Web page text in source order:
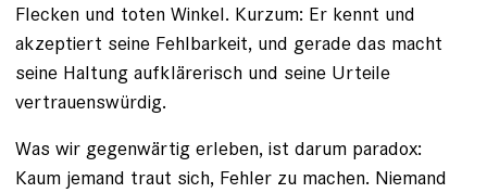
Flecken und toten Winkel. Kurzum: Er kennt und
akzeptiert seine Fehlbarkeit, und gerade das macht
seine Haltung aufklärerisch und seine Urteile
vertrauenswürdig.
Was wir gegenwärtig erleben, ist darum paradox:
Kaum jemand traut sich, Fehler zu machen. Niemand